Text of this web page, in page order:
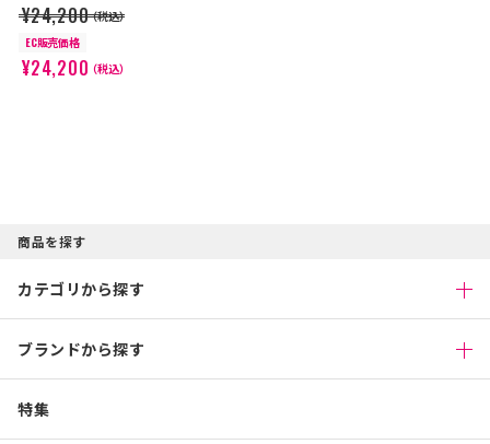
¥24,200（税込）
EC販売価格
¥24,200（税込）
商品を探す
カテゴリから探す
ブランドから探す
特集